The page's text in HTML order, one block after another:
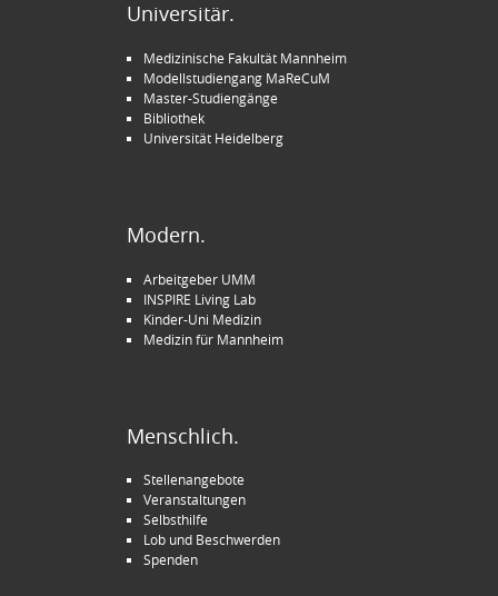
Universitär.
Medizinische Fakultät Mannheim
Modellstudiengang MaReCuM
Master-Studiengänge
Bibliothek
Universität Heidelberg
Modern.
Arbeitgeber UMM
INSPIRE Living Lab
Kinder-Uni Medizin
Medizin für Mannheim
Menschlich.
Stellenangebote
Veranstaltungen
Selbsthilfe
Lob und Beschwerden
Spenden